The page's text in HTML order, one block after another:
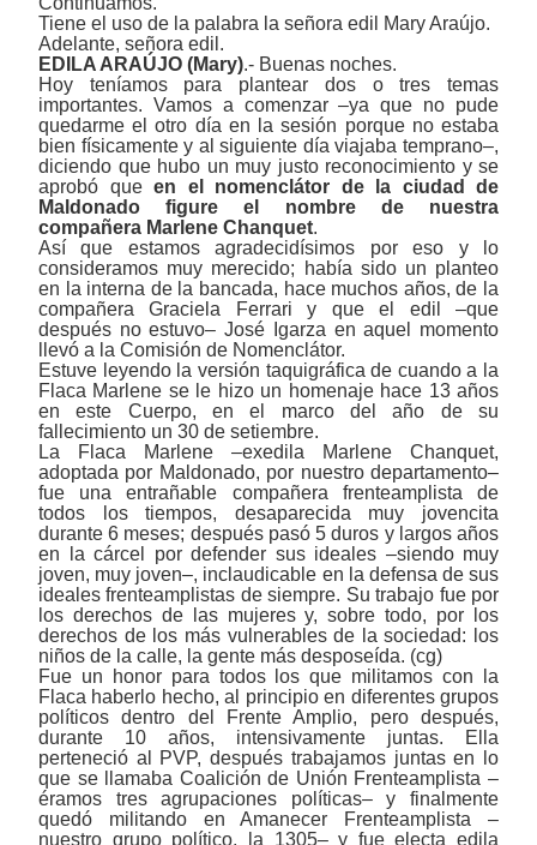
Tiene el uso de la palabra la señora edil Mary Araújo.
Adelante, señora edil.
EDILA ARAÚJO (Mary).- Buenas noches.
Hoy teníamos para plantear dos o tres temas
importantes. Vamos a comenzar ‒ya que no pude
quedarme el otro día en la sesión porque no estaba
bien físicamente y al siguiente día viajaba temprano‒,
diciendo que hubo un muy justo reconocimiento y se
aprobó que en el nomenclátor de la ciudad de
Maldonado figure el nombre de nuestra
compañera Marlene Chanquet.
Así que estamos agradecidísimos por eso y lo
consideramos muy merecido; había sido un planteo
en la interna de la bancada, hace muchos años, de la
compañera Graciela Ferrari y que el edil –que
después no estuvo– José Igarza en aquel momento
llevó a la Comisión de Nomenclátor.
Estuve leyendo la versión taquigráfica de cuando a la
Flaca Marlene se le hizo un homenaje hace 13 años
en este Cuerpo, en el marco del año de su
fallecimiento un 30 de setiembre.
La Flaca Marlene ‒exedila Marlene Chanquet,
adoptada por Maldonado, por nuestro departamento‒
fue una entrañable compañera frenteamplista de
todos los tiempos, desaparecida muy jovencita
durante 6 meses; después pasó 5 duros y largos años
en la cárcel por defender sus ideales ‒siendo muy
joven, muy joven‒, inclaudicable en la defensa de sus
ideales frenteamplistas de siempre. Su trabajo fue por
los derechos de las mujeres y, sobre todo, por los
derechos de los más vulnerables de la sociedad: los
niños de la calle, la gente más desposeída. (cg)
Fue un honor para todos los que militamos con la
Flaca haberlo hecho, al principio en diferentes grupos
políticos dentro del Frente Amplio, pero después,
durante 10 años, intensivamente juntas. Ella
perteneció al PVP, después trabajamos juntas en lo
que se llamaba Coalición de Unión Frenteamplista ‒
éramos tres agrupaciones políticas‒ y finalmente
quedó militando en Amanecer Frenteamplista ‒
nuestro grupo político, la 1305‒ y fue electa edila